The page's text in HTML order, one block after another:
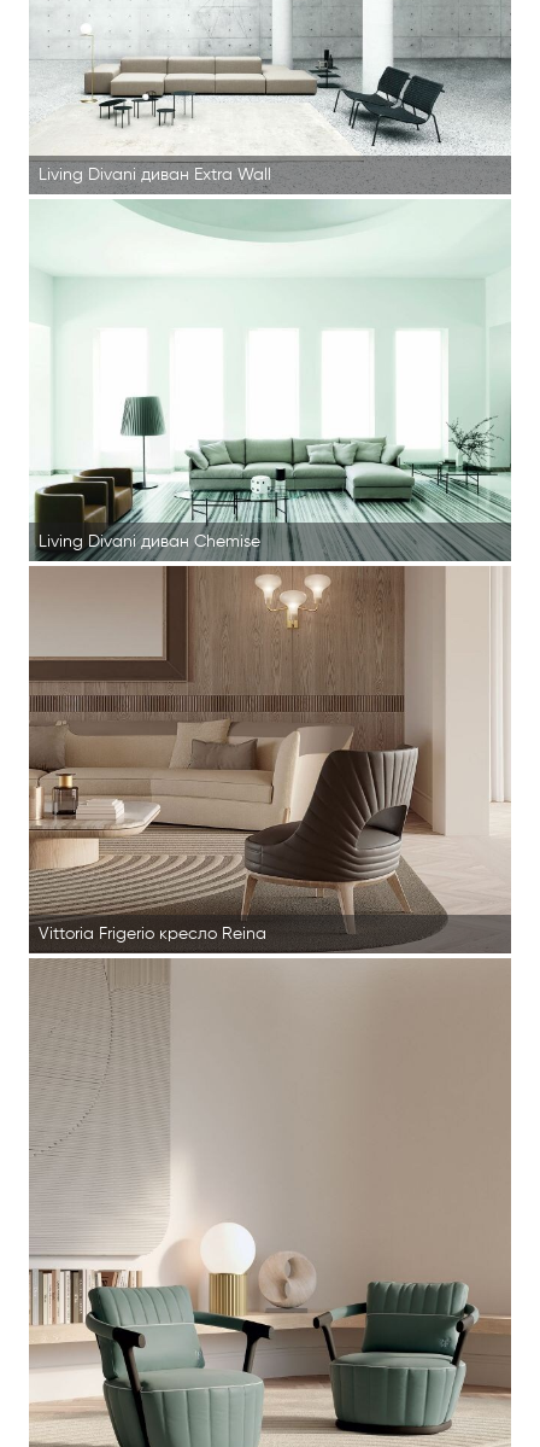
Living Divani диван Extra Wall
Living Divani диван Chemise
Vittoria Frigerio кресло Reina